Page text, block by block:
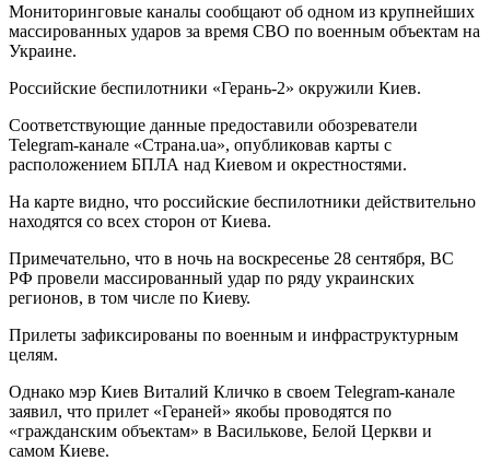
Мониторинговые каналы сообщают об одном из крупнейших
массированных ударов за время СВО по военным объектам на
Украине.
Российские беспилотники «Герань-2» окружили Киев.
Соответствующие данные предоставили обозреватели
Telegram-канале «Страна.ua», опубликовав карты с
расположением БПЛА над Киевом и окрестностями.
На карте видно, что российские беспилотники действительно
находятся со всех сторон от Киева.
Примечательно, что в ночь на воскресенье 28 сентября, ВС
РФ провели массированный удар по ряду украинских
регионов, в том числе по Киеву.
Прилеты зафиксированы по военным и инфраструктурным
целям.
Однако мэр Киев Виталий Кличко в своем Telegram-канале
заявил, что прилет «Гераней» якобы проводятся по
«гражданским объектам» в Василькове, Белой Церкви и
самом Киеве.